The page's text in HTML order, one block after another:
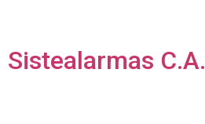
Sistealarmas C.A.